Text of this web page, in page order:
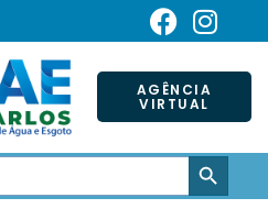
AGÊNCIA
VIRTUAL
SEARCH BUTTON